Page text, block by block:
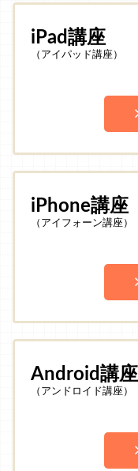
iPad講座
（アイパッド講座）
iPhone講座
（アイフォーン講座）
Android講座
（アンドロイド講座）